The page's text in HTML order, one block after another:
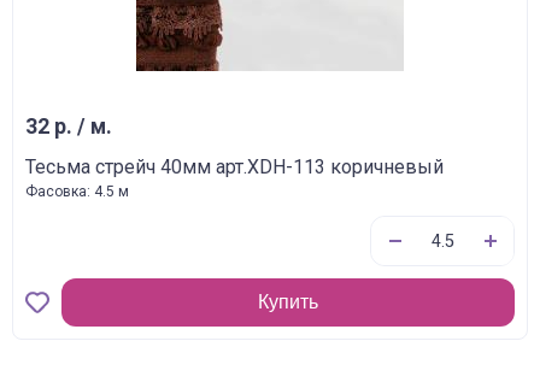
32 р. / м.
Тесьма стрейч 40мм арт.XDH-113 коричневый
Фасовка: 4.5 м
Купить